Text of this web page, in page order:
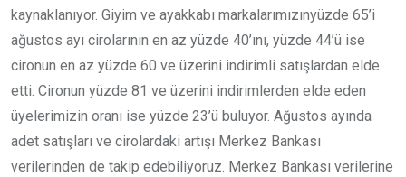
kaynaklanıyor. Giyim ve ayakkabı markalarımızınyüzde 65’i
ağustos ayı cirolarının en az yüzde 40’ını, yüzde 44’ü ise
cironun en az yüzde 60 ve üzerini indirimli satışlardan elde
etti. Cironun yüzde 81 ve üzerini indirimlerden elde eden
üyelerimizin oranı ise yüzde 23’ü buluyor. Ağustos ayında
adet satışları ve cirolardaki artışı Merkez Bankası
verilerinden de takip edebiliyoruz. Merkez Bankası verilerine